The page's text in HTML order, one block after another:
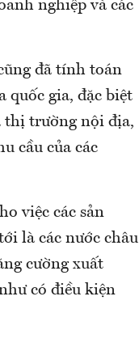
nghiệp và các
đã tính toán
quốc gia, đặc biệt
thị trường nội địa,
cầu của các
việc các sản
là các nước châu
cường xuất
có điều kiện